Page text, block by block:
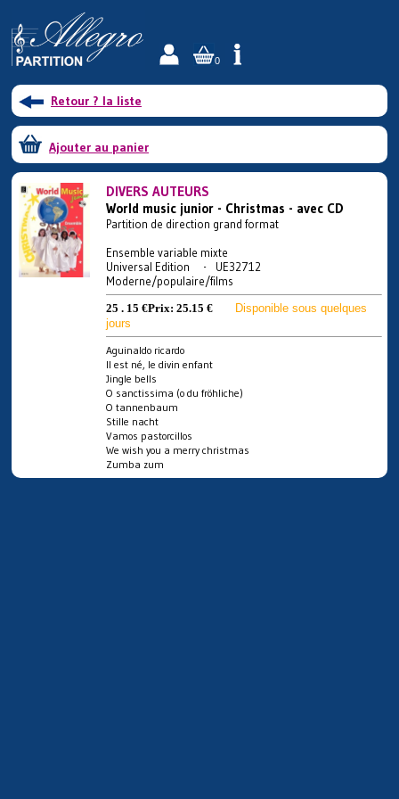
0
Retour ? la liste
Ajouter au panier
DIVERS AUTEURS
World music junior - Christmas - avec CD
Partition de direction grand format
Ensemble variable mixte
Universal Edition - UE32712
Moderne/populaire/films
25 . 15 €Prix: 25.15 €
Disponible sous quelques
jours
Aguinaldo ricardo
Il est né, le divin enfant
Jingle bells
O sanctissima (o du fröhliche)
O tannenbaum
Stille nacht
Vamos pastorcillos
We wish you a merry christmas
Zumba zum